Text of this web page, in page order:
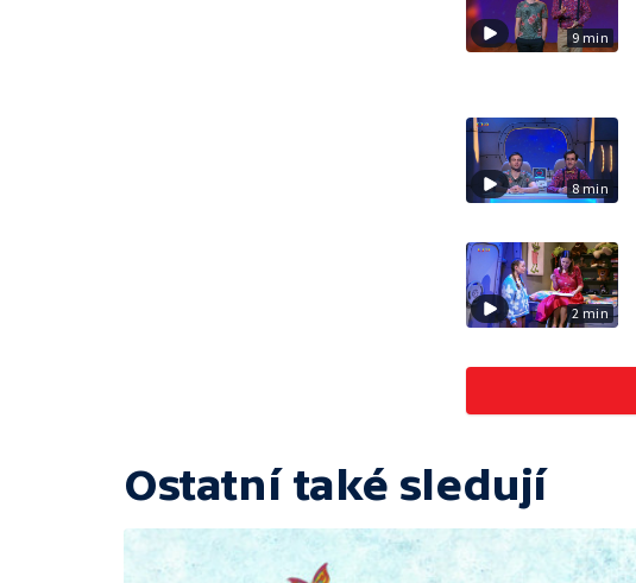
9 min
8 min
2 min
Ostatní také sledují